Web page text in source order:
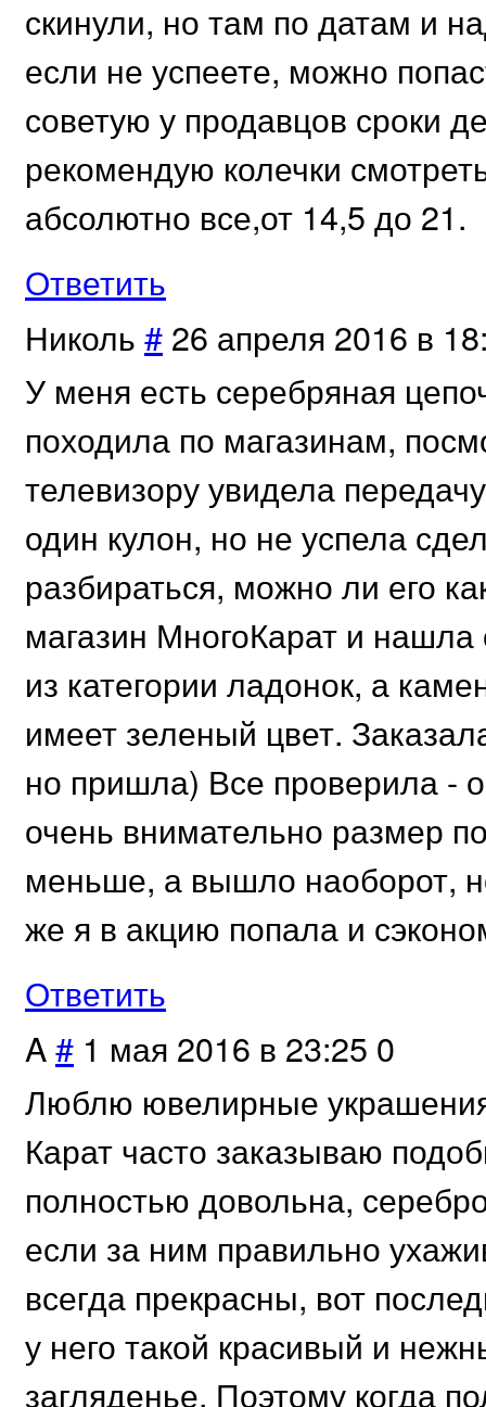
скинули, но там по датам и
если не успеете, можно
советую у продавцов сроки
рекомендую колечки
абсолютно все,от 14,5 до 21.
Ответить
Николь # 26 апреля 2016 в
У меня есть серебряная
походила по магазинам,
телевизору увидела
один кулон, но не успела
разбираться, можно ли его
магазин МногоКарат и
из категории ладонок, а
имеет зеленый цвет.
но пришла) Все проверила -
очень внимательно размер
меньше, а вышло наоборот,
же я в акцию попала и
Ответить
A# 1 мая 2016 в 23:25 0
Люблю ювелирные
Карат часто заказываю
полностью довольна,
если за ним правильно
всегда прекрасны, вот
у него такой красивый и
загляденье. Поэтому когда